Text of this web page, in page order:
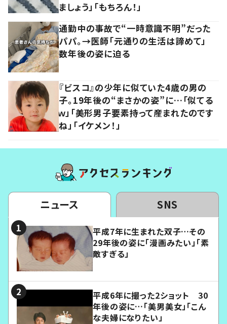
ましょう」「もちろん！」
通勤中の事故で“一時意識不明”だった
パパ。→医師「元通りの生活は諦めて」
数年後の姿に迫る
『ビスコ』の少年に似ていた4歳の男の
子。19年後の“まさかの姿”に…「似てる
ｗ」「美形男子要素持って産まれたのです
ね」「イケメン！」
ニュース SNS
平成7年に生まれた双子…その
29年後の姿に「漫画みたい」「素
敵すぎる」
平成6年に撮った2ショット 30
年後の姿に…「美男美女」「こん
な夫婦になりたい」